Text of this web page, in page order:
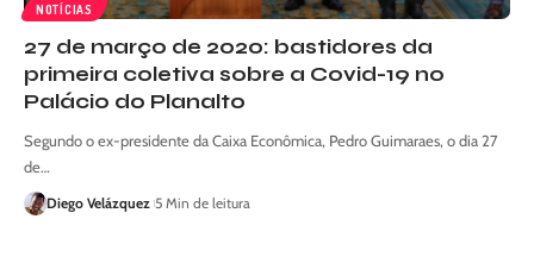
NOTÍCIAS
27 de março de 2020: bastidores da
primeira coletiva sobre a Covid-19 no
Palácio do Planalto
Segundo o ex-presidente da Caixa Econômica, Pedro Guimaraes, o dia 27
de…
Diego Velázquez 5 Min de leitura